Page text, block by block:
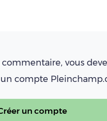
vous
compte
un compte